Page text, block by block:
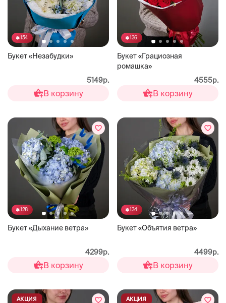
154
Букет «Незабудки»
5149р.
В корзину
136
Букет «Грациозная
ромашка»
4555р.
В корзину
128
Букет «Дыхание ветра»
4299р.
В корзину
134
Букет «Объятия ветра»
4499р.
В корзину
АКЦИЯ АКЦИЯ